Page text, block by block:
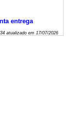
entrega
atualizado em 17/07/2026